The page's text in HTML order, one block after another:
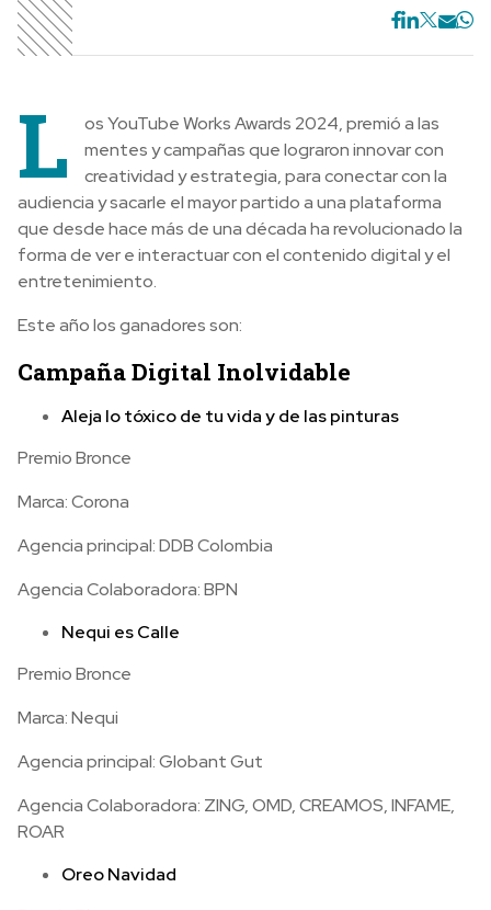
L
os YouTube Works Awards 2024, premió a las
mentes y campañas que lograron innovar con
creatividad y estrategia, para conectar con la
audiencia y sacarle el mayor partido a una plataforma
que desde hace más de una década ha revolucionado la
forma de ver e interactuar con el contenido digital y el
entretenimiento.
Este año los ganadores son:
Campaña Digital Inolvidable
Aleja lo tóxico de tu vida y de las pinturas
Premio Bronce
Marca: Corona
Agencia principal: DDB Colombia
Agencia Colaboradora: BPN
Nequi es Calle
Premio Bronce
Marca: Nequi
Agencia principal: Globant Gut
Agencia Colaboradora: ZING, OMD, CREAMOS, INFAME,
ROAR
Oreo Navidad